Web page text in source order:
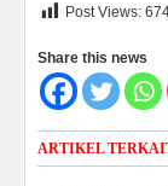
Post Views:
Share this news
ARTIKEL